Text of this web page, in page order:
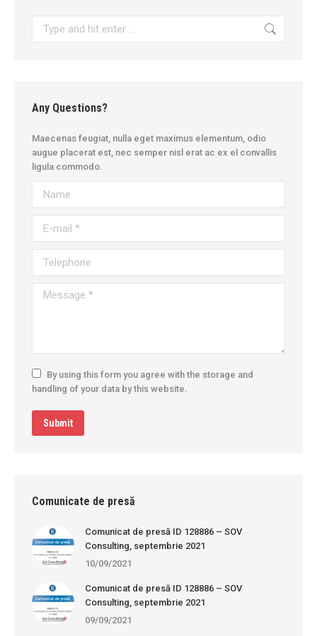
Any Questions?
Maecenas feugiat, nulla eget maximus elementum, odio
augue placerat est, nec semper nisl erat ac ex el convallis
ligula commodo.
Message *
By using this form you agree with the storage and
handling of your data by this website.
Submit
Comunicate de presă
Comunicat de presă ID 128886 – SOV
Consulting, septembrie 2021
10/09/2021
Comunicat de presă ID 128886 – SOV
Consulting, septembrie 2021
09/09/2021